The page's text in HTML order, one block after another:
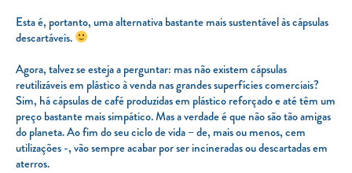
Esta é, portanto, uma alternativa bastante mais sustentável às cápsulas
descartáveis.
Agora, talvez se esteja a perguntar: mas não existem cápsulas
reutilizáveis em plástico à venda nas grandes superfícies comerciais?
Sim, há cápsulas de café produzidas em plástico reforçado e até têm um
preço bastante mais simpático. Mas a verdade é que não são tão amigas
do planeta. Ao fim do seu ciclo de vida – de, mais ou menos, cem
utilizações -, vão sempre acabar por ser incineradas ou descartadas em
aterros.